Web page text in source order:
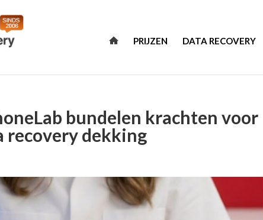
PRIJZEN DATA RECOVERY
bundelen krachten voor
recovery dekking